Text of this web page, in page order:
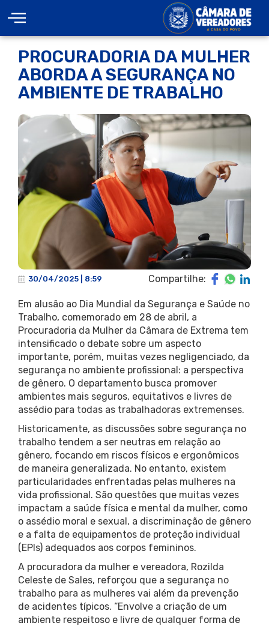
PROCURADORIA DA MULHER
ABORDA A SEGURANÇA NO
AMBIENTE DE TRABALHO
30/04/2025 | 8:59 Compartilhe:
Em alusão ao Dia Mundial da Segurança e Saúde no
Trabalho, comemorado em 28 de abril, a
Procuradoria da Mulher da Câmara de Extrema tem
intensificado o debate sobre um aspecto
importante, porém, muitas vezes negligenciado, da
segurança no ambiente profissional: a perspectiva
de gênero. O departamento busca promover
ambientes mais seguros, equitativos e livres de
assédio para todas as trabalhadoras extremenses.
Historicamente, as discussões sobre segurança no
trabalho tendem a ser neutras em relação ao
gênero, focando em riscos físicos e ergonômicos
de maneira generalizada. No entanto, existem
particularidades enfrentadas pelas mulheres na
vida profissional. São questões que muitas vezes
impactam a saúde física e mental da mulher, como
o assédio moral e sexual, a discriminação de gênero
e a falta de equipamentos de proteção individual
(EPIs) adequados aos corpos femininos.
A procuradora da mulher e vereadora, Rozilda
Celeste de Sales, reforçou que a segurança no
trabalho para as mulheres vai além da prevenção
de acidentes típicos. “Envolve a criação de um
ambiente respeitoso e livre de qualquer forma de